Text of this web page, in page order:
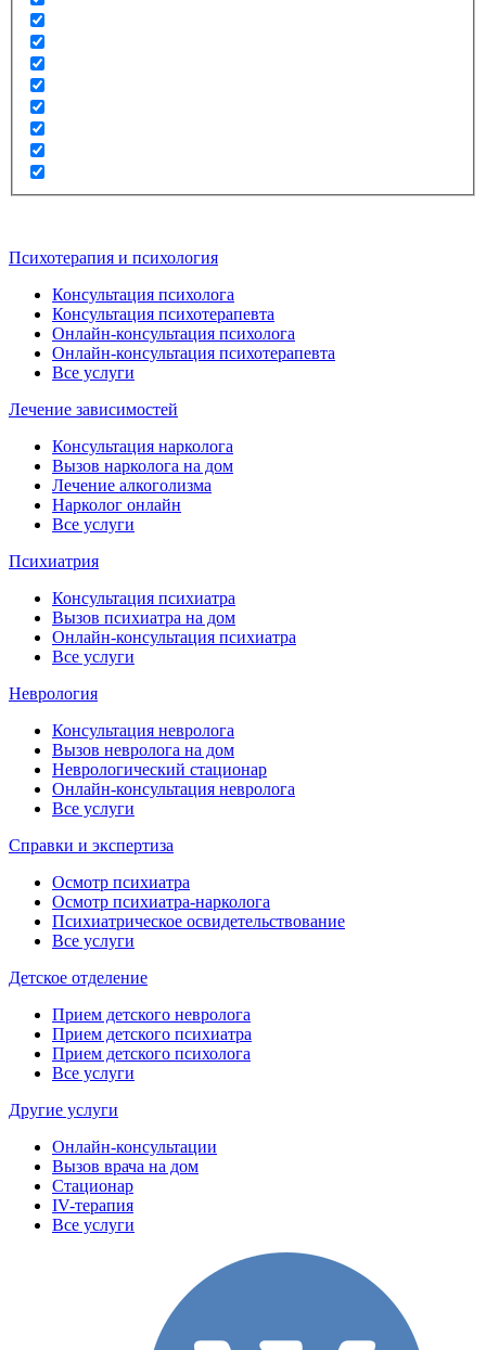
Психотерапия и психология
Консультация психолога
Консультация психотерапевта
Онлайн-консультация психолога
Онлайн-консультация психотерапевта
Все услуги
Лечение зависимостей
Консультация нарколога
Вызов нарколога на дом
Лечение алкоголизма
Нарколог онлайн
Все услуги
Психиатрия
Консультация психиатра
Вызов психиатра на дом
Онлайн-консультация психиатра
Все услуги
Неврология
Консультация невролога
Вызов невролога на дом
Неврологический стационар
Онлайн-консультация невролога
Все услуги
Справки и экспертиза
Осмотр психиатра
Осмотр психиатра-нарколога
Психиатрическое освидетельствование
Все услуги
Детское отделение
Прием детского невролога
Прием детского психиатра
Прием детского психолога
Все услуги
Другие услуги
Онлайн-консультации
Вызов врача на дом
Стационар
IV-терапия
Все услуги